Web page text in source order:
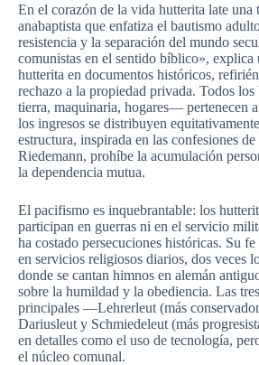
En el corazón de la vida hutterita late una
anabaptista que enfatiza el bautismo
resistencia y la separación del mundo
comunistas en el sentido bíblico», explica
hutterita en documentos históricos,
rechazo a la propiedad privada. Todos
tierra, maquinaria, hogares— pertenecen
los ingresos se distribuyen
estructura, inspirada en las confesiones de
Riedemann, prohíbe la acumulación
la dependencia mutua.
El pacifismo es inquebrantable: los
participan en guerras ni en el servicio
ha costado persecuciones históricas. Su fe
en servicios religiosos diarios, dos veces
donde se cantan himnos en alemán
sobre la humildad y la obediencia. Las
principales —Lehrerleut (más
Dariusleut y Schmiedeleut (más
en detalles como el uso de tecnología,
el núcleo comunal.